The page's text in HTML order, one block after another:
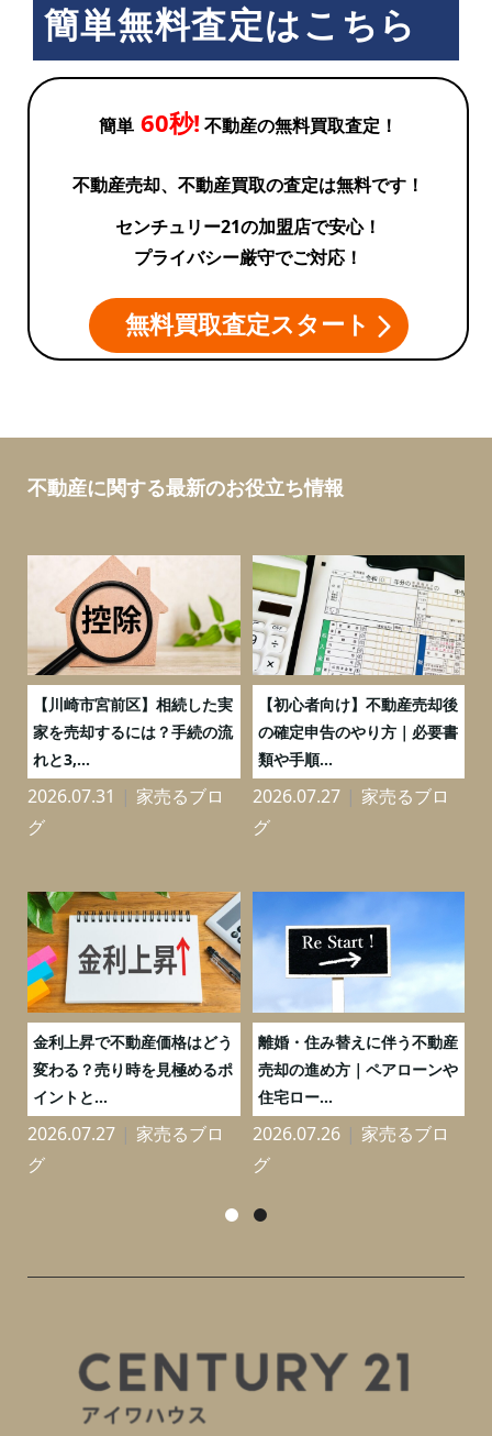
簡単無料査定はこちら
簡単 60秒! 不動産の無料買取査定！
不動産売却、不動産買取の査定は無料です！
センチュリー21の加盟店で安心！
プライバシー厳守でご対応！
無料買取査定スタート
不動産に関する最新のお役立ち情報
【川崎市宮前区】相続した実
家を売却するには？手続の流
れと3,...
2026.07.31
家売るブロ
グ
【初心者向け】不動産売却後
の確定申告のやり方｜必要書
類や手順...
2026.07.27
家売るブロ
グ
金利上昇で不動産価格はどう
変わる？売り時を見極めるポ
イントと...
2026.07.27
家売るブロ
グ
離婚・住み替えに伴う不動産
売却の進め方｜ペアローンや
住宅ロー...
2026.07.26
家売るブロ
グ